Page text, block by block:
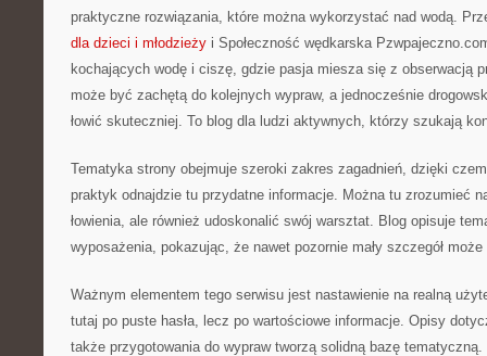
praktyczne rozwiązania, które można wykorzystać nad wodą.
dla dzieci i młodzieży i Społeczność wędkarska
kochających wodę i ciszę, gdzie pasja miesza się z obserwacją
może być zachętą do kolejnych wypraw, a jednocześnie
łowić skuteczniej. To blog dla ludzi aktywnych, którzy szukają
Tematyka strony obejmuje szeroki zakres zagadnień, dzięki
praktyk odnajdzie tu przydatne informacje. Można tu zrozumieć
łowienia, ale również udoskonalić swój warsztat. Blog opisuje
wyposażenia, pokazując, że nawet pozornie mały szczegół
Ważnym elementem tego serwisu jest nastawienie na realną
tutaj po puste hasła, lecz po wartościowe informacje. Opisy
także przygotowania do wypraw tworzą solidną bazę